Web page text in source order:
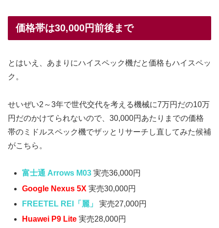
価格帯は30,000円前後まで
とはいえ、あまりにハイスペック機だと価格もハイスペッ
ク。
せいぜい2～3年で世代交代を考える機械に7万円だの10万
円だのかけてられないので、30,000円あたりまでの価格
帯のミドルスペック機でザッとリサーチし直してみた候補
がこちら。
富士通 Arrows M03 実売36,000円
Google Nexus 5X 実売30,000円
FREETEL REI「麗」
実売27,000円
Huawei P9 Lite 実売28,000円